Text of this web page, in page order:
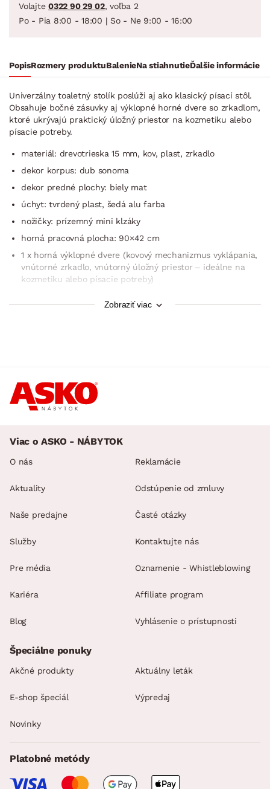
Volajte 0322 90 29 02, voľba 2
Po - Pia 8:00 - 18:00 | So - Ne 9:00 - 16:00
PopisRozmery produktuBalenieNa stiahnutieĎalšie informácie
Univerzálny toaletný stolík poslúži aj ako klasický písací stôl.
Obsahuje bočné zásuvky aj výklopné horné dvere so zrkadlom,
ktoré ukrývajú praktický úložný priestor na kozmetiku alebo
písacie potreby.
materiál: drevotrieska 15 mm, kov, plast, zrkadlo
dekor korpus: dub sonoma
dekor predné plochy: biely mat
úchyt: tvrdený plast, šedá alu farba
nožičky: prízemný mini klzáky
horná pracovná plocha: 90×42 cm
1 x horná výklopné dvere (kovový mechanizmus vyklápania,
vnútorné zrkadlo, vnútorný úložný priestor – ideálne na
kozmetiku alebo písacie potreby)
Zobraziť viac
Viac o ASKO - NÁBYTOK
O nás
Aktuality
Naše predajne
Služby
Pre média
Kariéra
Blog
Reklamácie
Odstúpenie od zmluvy
Časté otázky
Kontaktujte nás
Oznamenie - Whistleblowing
Affiliate program
Vyhlásenie o prístupnosti
Špeciálne ponuky
Akčné produkty Aktuálny leták
E-shop špeciál Výpredaj
Novinky
Platobné metódy